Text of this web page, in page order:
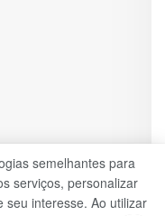
têm problemas
semelhantes para
serviços, personalizar
seu interesse. Ao utilizar